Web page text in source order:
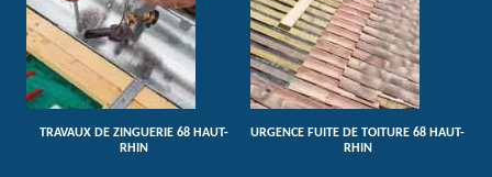
TRAVAUX DE ZINGUERIE 68 HAUT-
RHIN
URGENCE FUITE DE TOITURE 68 HAUT-
RHIN